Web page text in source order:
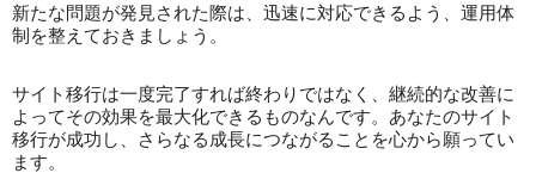
新たな問題が発見された際は、迅速に対応できるよう、運用体
制を整えておきましょう。
サイト移行は一度完了すれば終わりではなく、継続的な改善に
よってその効果を最大化できるものなんです。あなたのサイト
移行が成功し、さらなる成長につながることを心から願ってい
ます。